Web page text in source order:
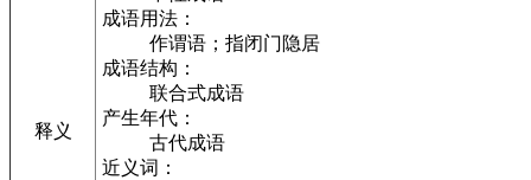
释义
成语用法：
作谓语；指闭门隐居
成语结构：
联合式成语
产生年代：
古代成语
近义词：